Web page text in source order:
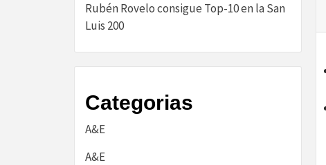
Rubén Rovelo consigue Top-10 en la San
Luis 200
Categorias
A&E
A&E